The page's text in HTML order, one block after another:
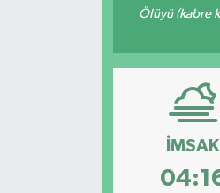
Ölüyü (kabre
İMSAK
Tüm Manşetler
Son Dakika Haberleri